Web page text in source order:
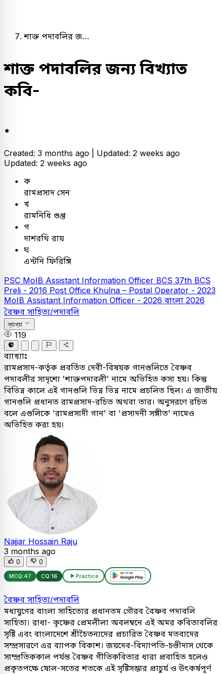
শাক্ত পদাবলির জ…
শাক্ত পদাবলির জন্য বিখ্যাত
কবি-
Created: 3 months ago | Updated: 2 weeks ago
Updated: 2 weeks ago
ক
রামপ্রসাদ সেন
খ
রামনিধি গুপ্ত
গ
দাশরথি রায়
ঘ
এন্টনি ফিরিঙ্গি
PSC MoIB Assistant Information Officer BCS 37th BCS
Preli - 2016 Post Office Khulna – Postal Operator - 2023
MoIB Assistant Information Officer - 2026 বাংলা 2026
বৈষ্ণব সাহিত্য/পদাবলি
ব্যাখ্যা
119
ব্যাখ্যাঃ
রামপ্রসাদ-কর্তৃক প্রবর্তিত দেবী-বিষয়ক গানগুলিতে বৈষ্ণব
পদাবলীর সাদৃশ্যে 'শাক্তপদাবলী' নামে অভিহিত কসা হয়। কিন্তু
বিভিন্ন কালে এই গানগুলি ভিন্ন ভিন্ন নামে প্রচলিত ছিল। এ জাতীয়
গানগুলি প্রধানত রামপ্রসাদ-রচিত অথবা তার। অনুসরণে রচিত
বলে এগুলিকে 'রামপ্রসাদী গান' বা 'প্রসাদনী সঙ্গীত' নামেও
অভিহিত করা হয়।
Najjar Hossain Raju
3 months ago
0 0
MCQ:47 CQ:16 Practice
বৈষ্ণব সাহিত্য/পদাবলি
মধ্যযুগের বাংলা সাহিত্যের প্রধানতম গৌরব বৈষ্ণব পদাবলি
সাহিত্য। রাধা- কৃষ্ণের প্রেমলীলা অবলম্বনে এই অমর কবিতাবলির
সৃষ্টি এবং বাংলাদেশে শ্রীচৈতন্যদের প্রচারিত বৈষ্ণব মতবাদের
সম্প্রসারণে এর ব্যাপক বিকাশ। জয়দেব-বিদ্যাপতি-চণ্ডীদাস থেকে
সাম্প্রতিককাল পর্যন্ত বৈষ্ণব গীতিকবিতার ধারা প্রবাহিত হলেও
প্রকৃতপক্ষে ষোল-সতের শতকে এই সৃষ্টিসম্ভার প্রাচুর্য ও উৎকর্ষপূর্ণ